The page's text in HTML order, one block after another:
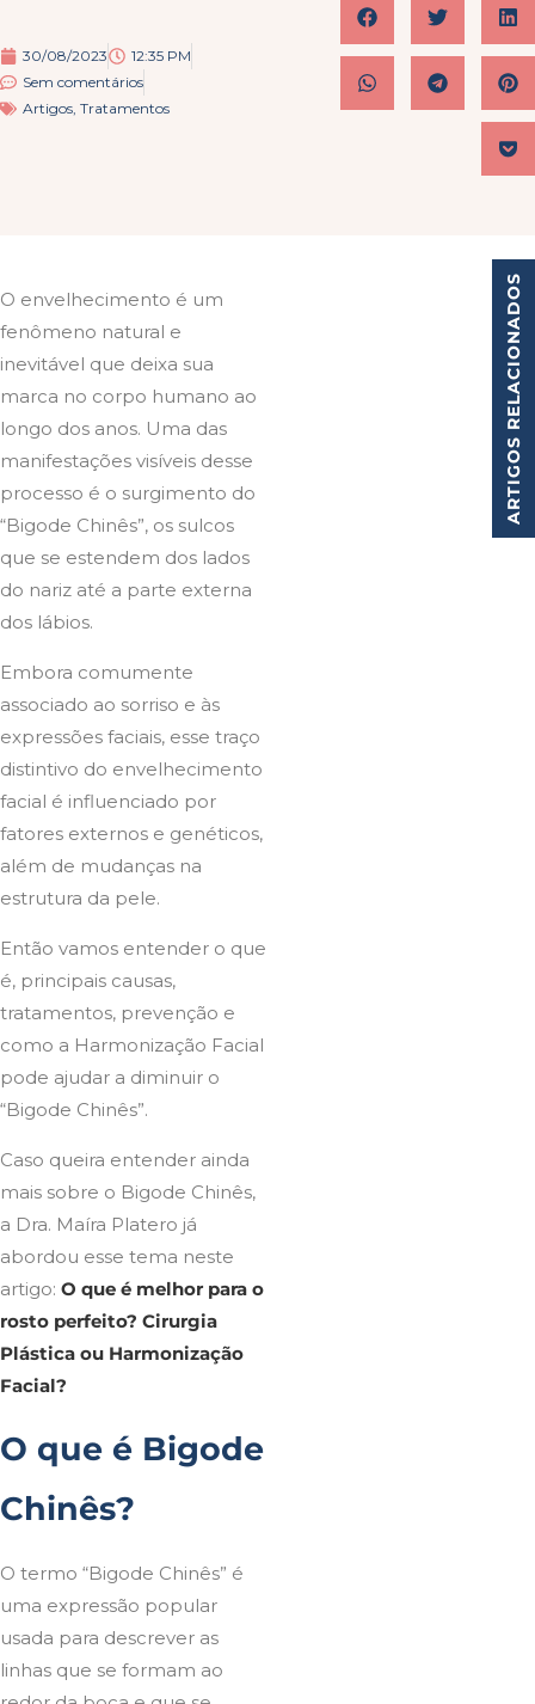
30/08/2023
12:35 PM
Sem comentários
Artigos, Tratamentos
O envelhecimento é um
fenômeno natural e
inevitável que deixa sua
marca no corpo humano ao
longo dos anos. Uma das
manifestações visíveis desse
processo é o surgimento do
“Bigode Chinês”, os sulcos
que se estendem dos lados
do nariz até a parte externa
dos lábios.
Embora comumente
associado ao sorriso e às
expressões faciais, esse traço
distintivo do envelhecimento
facial é influenciado por
fatores externos e genéticos,
além de mudanças na
estrutura da pele.
Então vamos entender o que
é, principais causas,
tratamentos, prevenção e
como a Harmonização Facial
pode ajudar a diminuir o
“Bigode Chinês”.
Caso queira entender ainda
mais sobre o Bigode Chinês,
a Dra. Maíra Platero já
abordou esse tema neste
artigo: O que é melhor para o
rosto perfeito? Cirurgia
Plástica ou Harmonização
Facial?
O que é Bigode
Chinês?
O termo “Bigode Chinês” é
uma expressão popular
usada para descrever as
linhas que se formam ao
ARTIGOS RELACIONADOS